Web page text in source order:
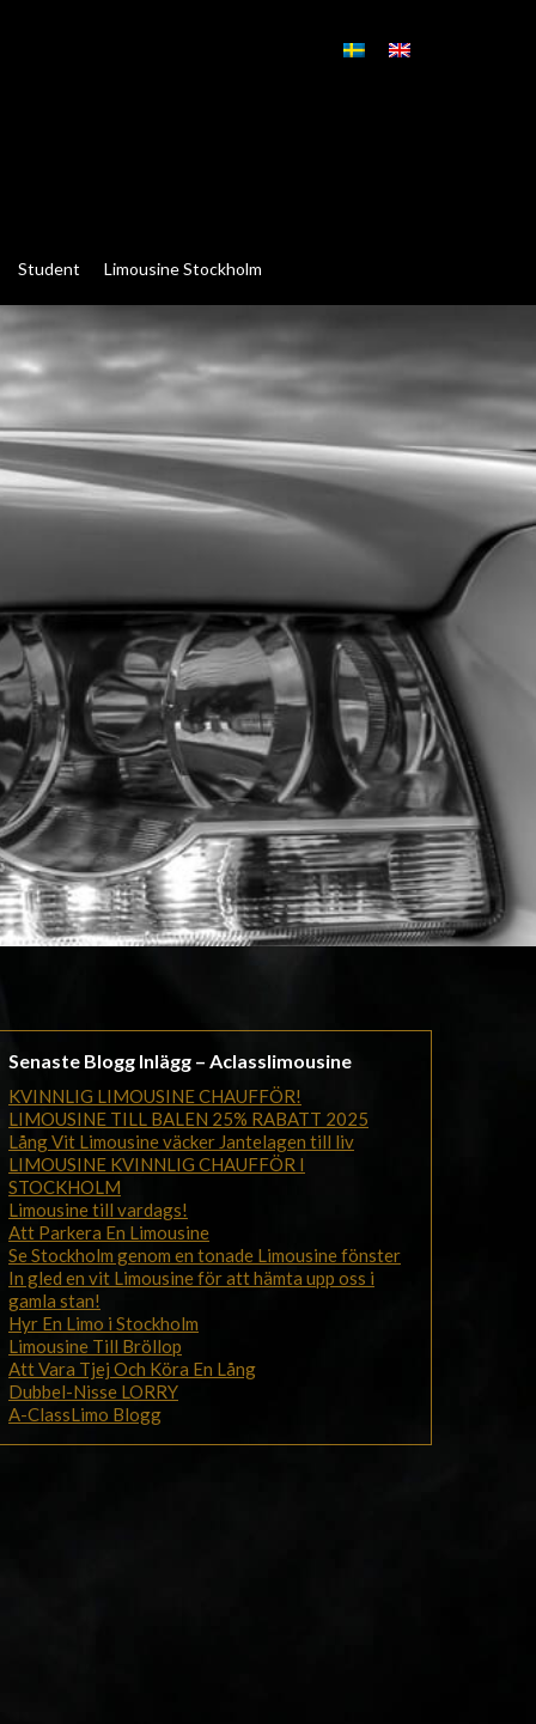
Student Limousine Stockholm
Senaste Blogg Inlägg – Aclasslimousine
KVINNLIG LIMOUSINE CHAUFFÖR!
LIMOUSINE TILL BALEN 25% RABATT 2025
Lång Vit Limousine väcker Jantelagen till liv
LIMOUSINE KVINNLIG CHAUFFÖR I
STOCKHOLM
Limousine till vardags!
Att Parkera En Limousine
Se Stockholm genom en tonade Limousine fönster
In gled en vit Limousine för att hämta upp oss i
gamla stan!
Hyr En Limo i Stockholm
Limousine Till Bröllop
Att Vara Tjej Och Köra En Lång
Dubbel-Nisse LORRY
A-ClassLimo Blogg